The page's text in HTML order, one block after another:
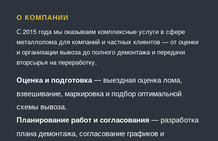
О КОМПАНИИ
С 2015 года мы оказываем комплексные услуги в сфере
металлолома для компаний и частных клиентов — от оценки
и организации вывоза до полного демонтажа и передачи
вторсырья на переработку.
Оценка и подготовка— выездная оценка лома,
взвешивание, маркировка и подбор оптимальной
схемы вывоза.
Планирование работ и согласования — разработка
плана демонтажа, согласование графиков и